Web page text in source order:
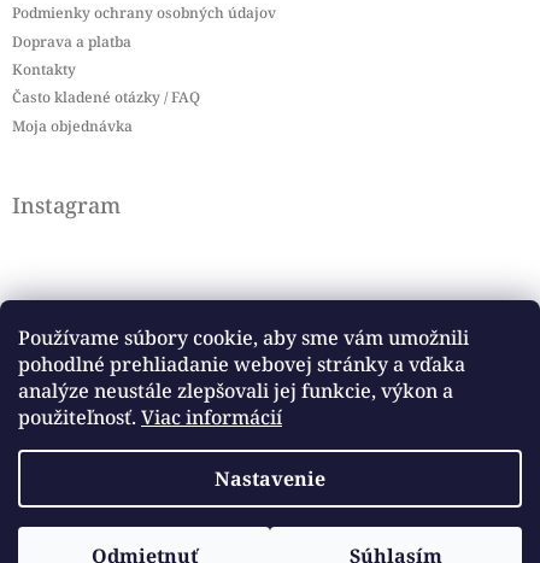
Používame súbory cookie, aby sme vám umožnili
pohodlné prehliadanie webovej stránky a vďaka
analýze neustále zlepšovali jej funkcie, výkon a
použiteľnosť. Viac informácií
Nastavenie
Odmietnuť Súhlasím
Podmienky ochrany osobných údajov
Doprava a platba
Kontakty
Často kladené otázky / FAQ
Moja objednávka
Instagram
Sledovať na Instagrame
Facebook
Vytvoril ShoptetCopyright 2026 . Všetky práva vyhradené.